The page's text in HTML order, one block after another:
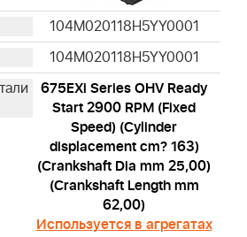
104M020118H5YY0001
104M020118H5YY0001
675EXi Series OHV Ready
Start 2900 RPM (Fixed
Speed) (Cylinder
displacement cm? 163)
(Crankshaft Dia mm 25,00)
(Crankshaft Length mm
62,00)
Используется в агрегатах